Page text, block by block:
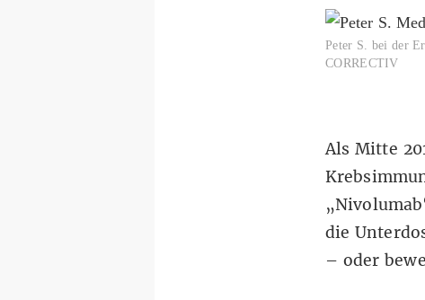
Peter S. bei der
CORRECTIV
Als Mitte
die
– oder